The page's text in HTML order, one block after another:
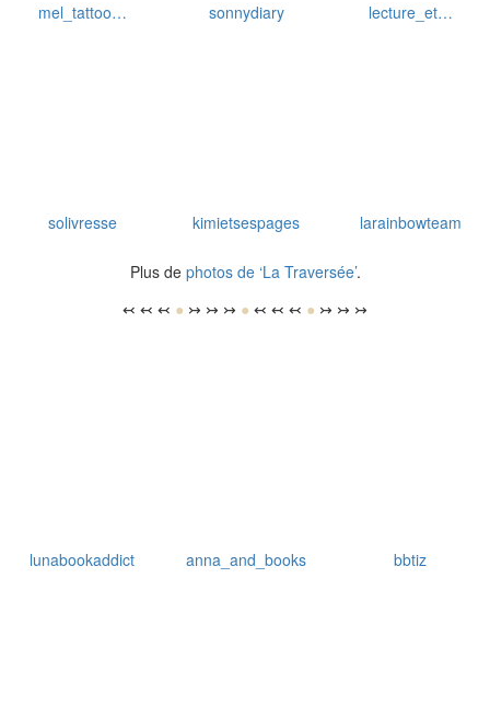
mel_tattoo… sonnydiary lecture_et…
solivresse kimietsespages larainbowteam
Plus de photos de ‘La Traversée’.
↢ ↢ ↢ ● ↣ ↣ ↣ ● ↢ ↢ ↢ ● ↣ ↣ ↣
lunabookaddict anna_and_books bbtiz